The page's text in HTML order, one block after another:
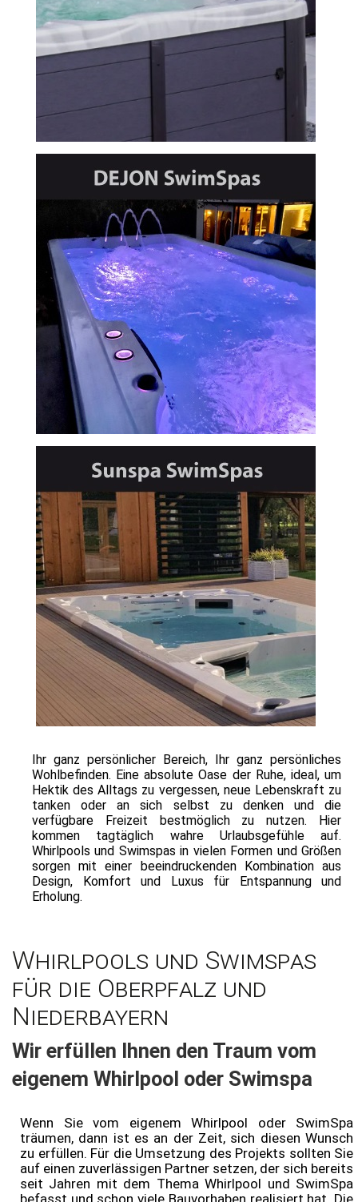
Ihr ganz persönlicher Bereich, Ihr ganz persönliches
Wohlbefinden. Eine absolute Oase der Ruhe, ideal, um
Hektik des Alltags zu vergessen, neue Lebenskraft zu
tanken oder an sich selbst zu denken und die
verfügbare Freizeit bestmöglich zu nutzen. Hier
kommen tagtäglich wahre Urlaubsgefühle auf.
Whirlpools und Swimspas in vielen Formen und Größen
sorgen mit einer beeindruckenden Kombination aus
Design, Komfort und Luxus für Entspannung und
Erholung.
Whirlpools und Swimspas
für die Oberpfalz und
Niederbayern
Wir erfüllen Ihnen den Traum vom
eigenem Whirlpool oder Swimspa
Wenn Sie vom eigenem Whirlpool oder SwimSpa
träumen, dann ist es an der Zeit, sich diesen Wunsch
zu erfüllen. Für die Umsetzung des Projekts sollten Sie
auf einen zuverlässigen Partner setzen, der sich bereits
seit Jahren mit dem Thema Whirlpool und SwimSpa